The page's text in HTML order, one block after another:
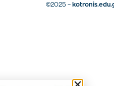
©2025 –